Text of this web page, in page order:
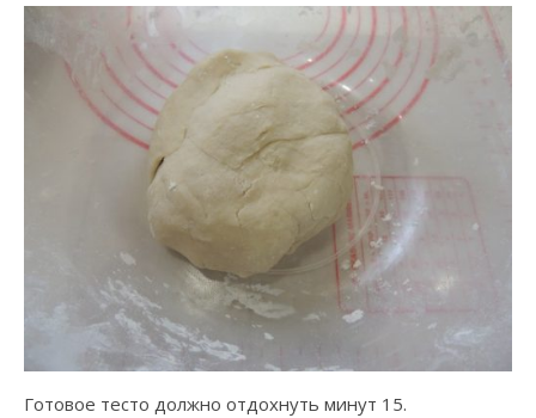
Готовое тесто должно отдохнуть минут 15.